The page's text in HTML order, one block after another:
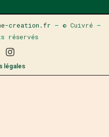
creation.fr – © Cuivré –
réservés
légales